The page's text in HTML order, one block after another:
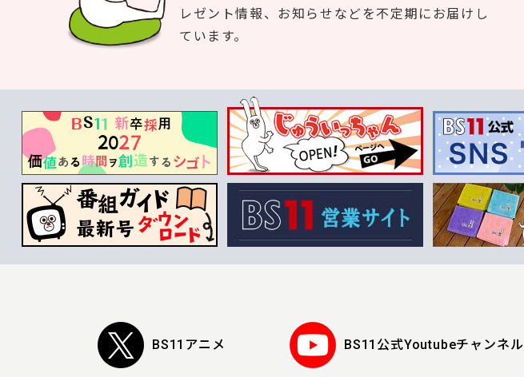
レゼント情報、お知らせなどを不定期にお届けし
ています。
BS11アニメ BS11公式Youtubeチャンネル